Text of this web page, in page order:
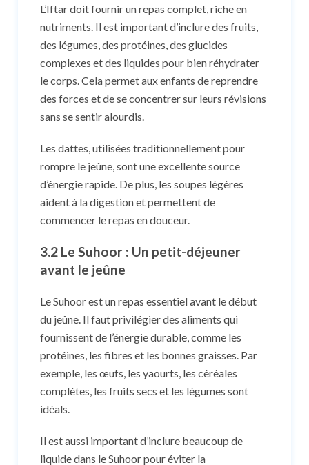
L’Iftar doit fournir un repas complet, riche en
nutriments. Il est important d’inclure des fruits,
des légumes, des protéines, des glucides
complexes et des liquides pour bien réhydrater
le corps. Cela permet aux enfants de reprendre
des forces et de se concentrer sur leurs révisions
sans se sentir alourdis.
Les dattes, utilisées traditionnellement pour
rompre le jeûne, sont une excellente source
d’énergie rapide. De plus, les soupes légères
aident à la digestion et permettent de
commencer le repas en douceur.
3.2 Le Suhoor : Un petit-déjeuner
avant le jeûne
Le Suhoor est un repas essentiel avant le début
du jeûne. Il faut privilégier des aliments qui
fournissent de l’énergie durable, comme les
protéines, les fibres et les bonnes graisses. Par
exemple, les œufs, les yaourts, les céréales
complètes, les fruits secs et les légumes sont
idéals.
Il est aussi important d’inclure beaucoup de
liquide dans le Suhoor pour éviter la